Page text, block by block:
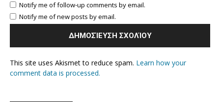
Notify me of follow-up comments by email.
Notify me of new posts by email.
This site uses Akismet to reduce spam. Learn how your
comment data is processed.